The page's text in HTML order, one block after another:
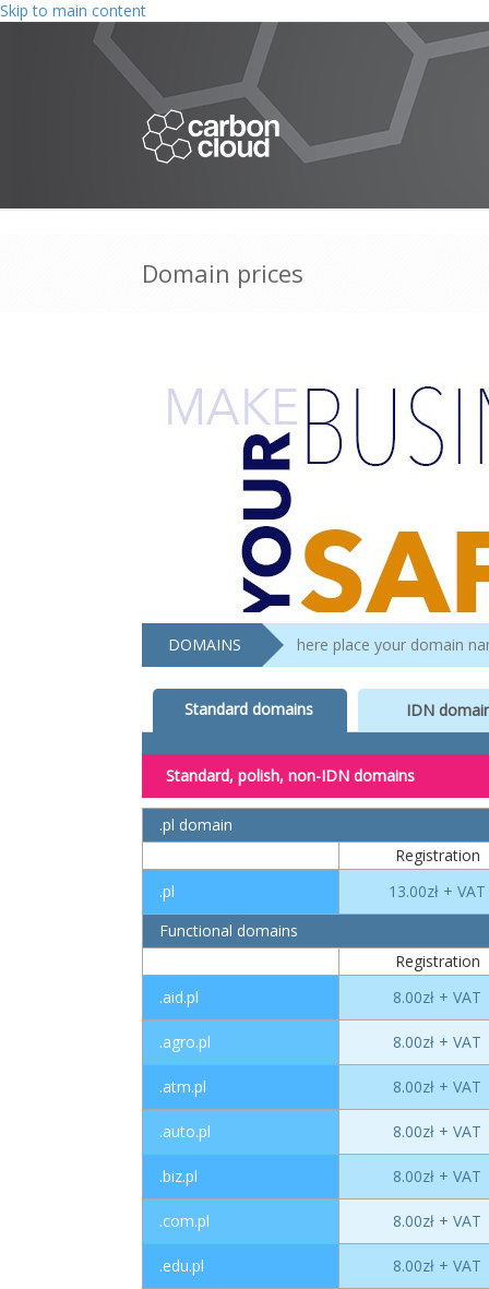
Skip to main content
Domain prices
DOMAINS
Standard domains IDN
Standard, polish, non-IDN domains
.pl domain
Registration
.pl
13.00zł + VAT
Functional domains
Registration
.aid.pl
8.00zł + VAT
.agro.pl 8.00zł + VAT
.atm.pl 8.00zł + VAT
.auto.pl 8.00zł + VAT
.biz.pl 8.00zł + VAT
.com.pl 8.00zł + VAT
.edu.pl 8.00zł + VAT